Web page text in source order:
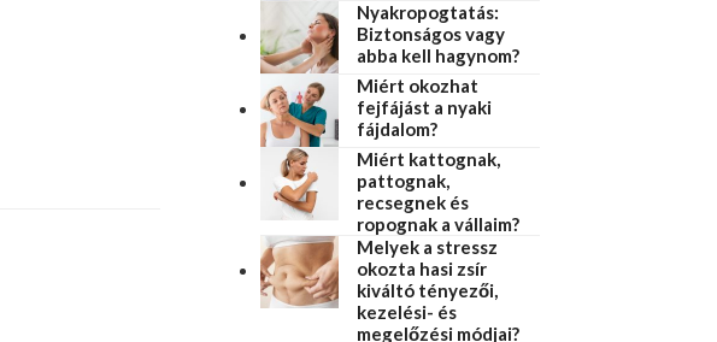
Nyakropogtatás:
Biztonságos vagy
abba kell hagynom?
Miért okozhat
fejfájást a nyaki
fájdalom?
Miért kattognak,
pattognak,
recsegnek és
ropognak a vállaim?
Melyek a stressz
okozta hasi zsír
kiváltó tényezői,
kezelési- és
megelőzési módjai?